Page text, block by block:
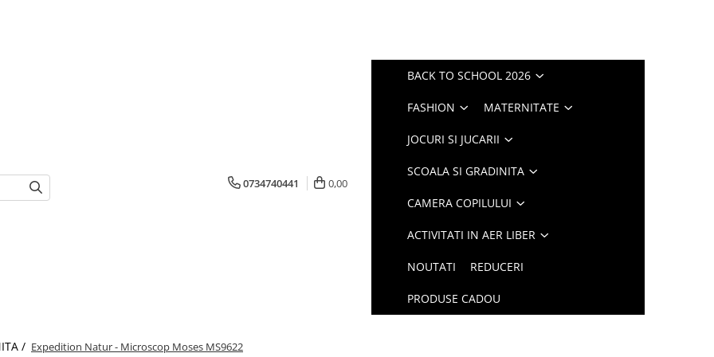
0734740441 0,00
BACK TO SCHOOL 2026
FASHION MATERNITATE
JOCURI SI JUCARII
SCOALA SI GRADINITA
CAMERA COPILULUI
ACTIVITATI IN AER LIBER
NOUTATI REDUCERI
PRODUSE CADOU
/ Expedition Natur - Microscop Moses MS9622